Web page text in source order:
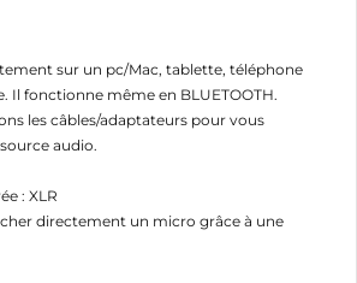
sur un pc/Mac, tablette, téléphone
Il fonctionne même en BLUETOOTH.
les câbles/adaptateurs pour vous
audio.
: XLR
directement un micro grâce à une